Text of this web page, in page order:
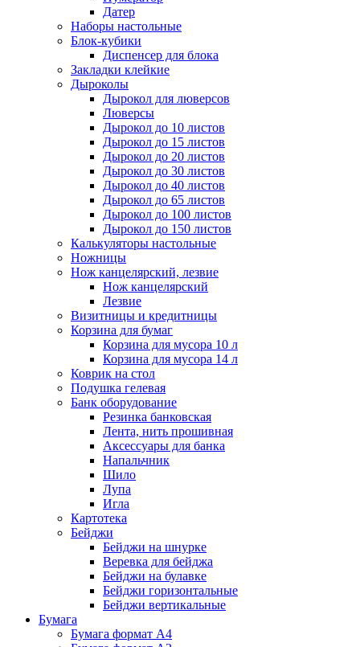
Датер
Наборы настольные
Блок-кубики
Диспенсер для блока
Закладки клейкие
Дыроколы
Дырокол для люверсов
Люверсы
Дырокол до 10 листов
Дырокол до 15 листов
Дырокол до 20 листов
Дырокол до 30 листов
Дырокол до 40 листов
Дырокол до 65 листов
Дырокол до 100 листов
Дырокол до 150 листов
Калькуляторы настольные
Ножницы
Нож канцелярский, лезвие
Нож канцелярский
Лезвие
Визитницы и кредитницы
Корзина для бумаг
Корзина для мусора 10 л
Корзина для мусора 14 л
Коврик на стол
Подушка гелевая
Банк оборудование
Резинка банковская
Лента, нить прошивная
Аксессуары для банка
Напальчник
Шило
Лупа
Игла
Картотека
Бейджи
Бейджи на шнурке
Веревка для бейджа
Бейджи на булавке
Бейджи горизонтальные
Бейджи вертикальные
Бумага
Бумага формат А4